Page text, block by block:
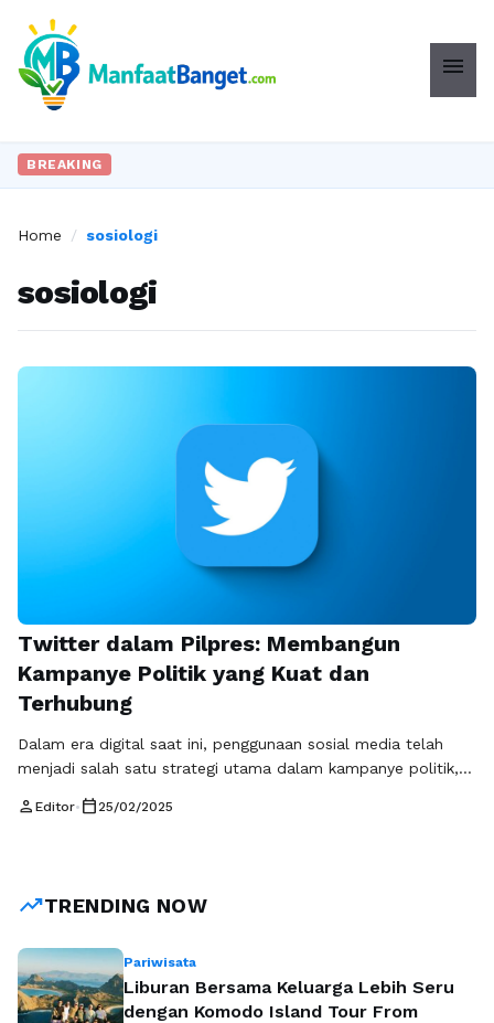
menu
BREAKING
Home / sosiologi
sosiologi
Twitter dalam Pilpres: Membangun
Kampanye Politik yang Kuat dan
Terhubung
Dalam era digital saat ini, penggunaan sosial media telah
menjadi salah satu strategi utama dalam kampanye politik,
platform yang paling menonjol dalam hal ini adalah Twitter,
Selengkapnya
person Editor• calendar_today 25/02/2025
trending_upTRENDING NOW
Pariwisata
Liburan Bersama Keluarga Lebih Seru
dengan Komodo Island Tour From